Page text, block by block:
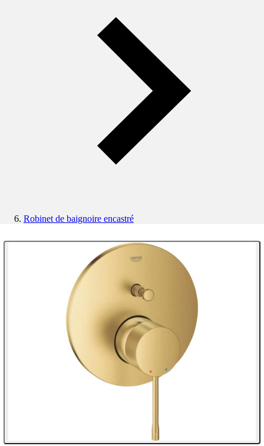
Robinet de baignoire encastré